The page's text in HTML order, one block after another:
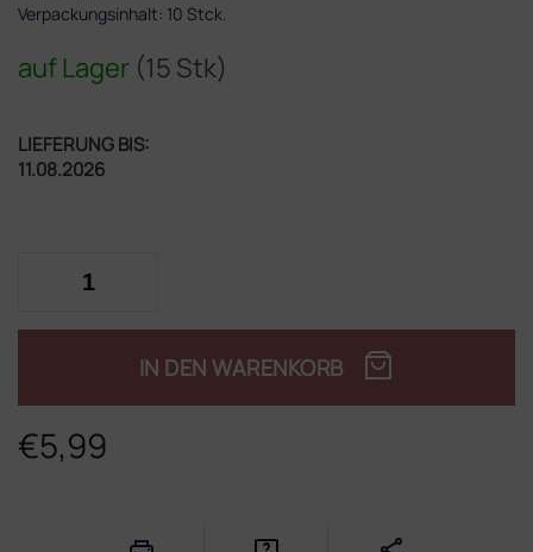
€5,99
auf Lager (15 Stk)
LIEFERUNG BIS:
11.08.2026
IN DEN WARENKORB
Verpackungsinhalt: 10 Stck.